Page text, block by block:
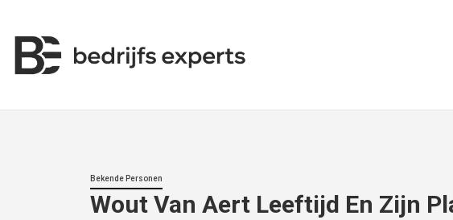
Bekende Personen
Wout Van Aert Leeftijd En Zijn